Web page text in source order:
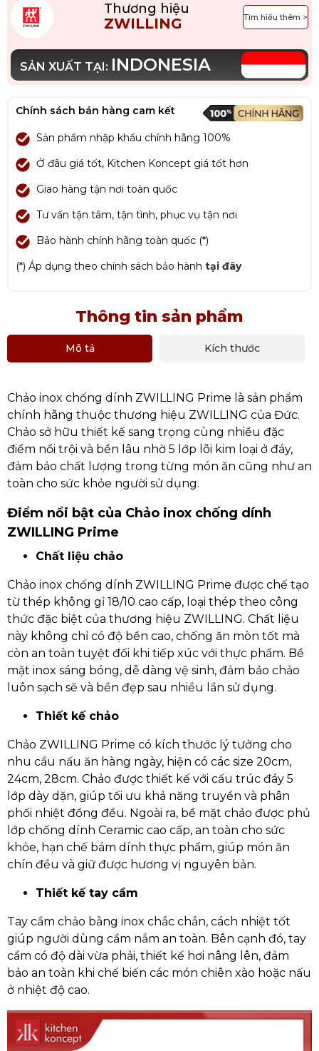
Thương hiệu
ZWILLING Tìm hiểu thêm >
SẢN XUẤT TẠI: INDONESIA
Chính sách bán hàng cam kết
Sản phẩm nhập khẩu chính hãng 100%
Ở đâu giá tốt, Kitchen Koncept giá tốt hơn
Giao hàng tận nơi toàn quốc
Tư vấn tận tâm, tận tình, phục vụ tận nơi
Bảo hành chính hãng toàn quốc (*)
(*) Áp dụng theo chính sách bảo hành tại đây
Thông tin sản phẩm
Mô tả Kích thước
Chảo inox chống dính ZWILLING Prime là sản phẩm
chính hãng thuộc thương hiệu ZWILLING của Đức.
Chảo sở hữu thiết kế sang trọng cùng nhiều đặc
điểm nổi trội và bền lâu nhờ 5 lớp lõi kim loại ở đáy,
đảm bảo chất lượng trong từng món ăn cũng như an
toàn cho sức khỏe người sử dụng.
Điểm nổi bật của Chảo inox chống dính
ZWILLING Prime
Chất liệu chảo
Chảo inox chống dính ZWILLING Prime được chế tạo
từ thép không gỉ 18/10 cao cấp, loại thép theo công
thức đặc biệt của thương hiệu ZWILLING. Chất liệu
này không chỉ có độ bền cao, chống ăn mòn tốt mà
còn an toàn tuyệt đối khi tiếp xúc với thực phẩm. Bề
mặt inox sáng bóng, dễ dàng vệ sinh, đảm bảo chảo
luôn sạch sẽ và bền đẹp sau nhiều lần sử dụng.
Thiết kế chảo
Chảo ZWILLING Prime có kích thước lý tưởng cho
nhu cầu nấu ăn hàng ngày, hiện có các size 20cm,
24cm, 28cm. Chảo được thiết kế với cấu trúc đáy 5
lớp dày dặn, giúp tối ưu khả năng truyền và phân
phối nhiệt đồng đều. Ngoài ra, bề mặt chảo được phủ
lớp chống dính Ceramic cao cấp, an toàn cho sức
khỏe, hạn chế bám dính thực phẩm, giúp món ăn
chín đều và giữ được hương vị nguyên bản.
Thiết kế tay cầm
Tay cầm chảo bằng inox chắc chắn, cách nhiệt tốt
giúp người dùng cầm nắm an toàn. Bên cạnh đó, tay
cầm có độ dài vừa phải, thiết kế hơi nâng lên, đảm
bảo an toàn khi chế biến các món chiên xào hoặc nấu
ở nhiệt độ cao.